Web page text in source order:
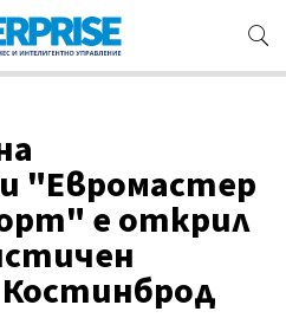
"Евромастер
е открил